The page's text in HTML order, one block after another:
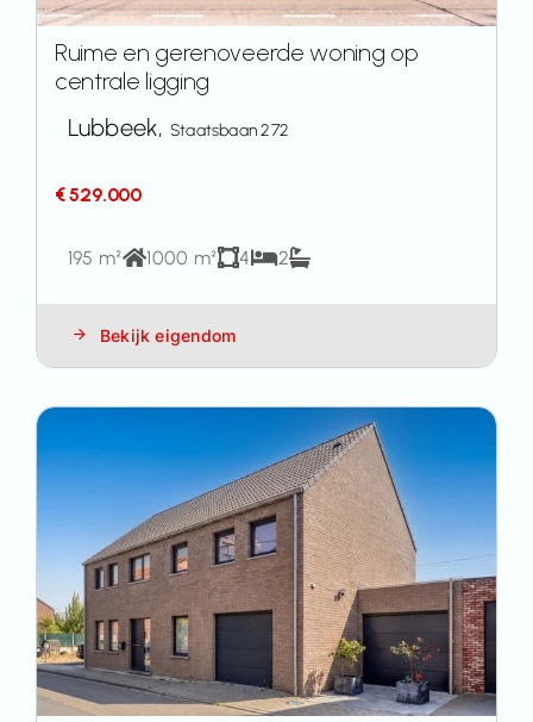
Ruime en gerenoveerde woning op
centrale ligging
Lubbeek, Staatsbaan 272
€ 529.000
195 m² 1000 m² 4 2
Bekijk eigendom